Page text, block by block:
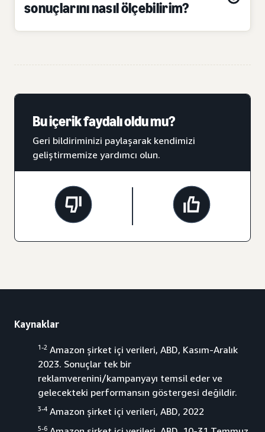
sonuçlarını nasıl ölçebilirim?
Bu içerik faydalı oldu mu?
Geri bildiriminizi paylaşarak kendimizi
geliştirmemize yardımcı olun.
Kaynaklar
1-2 Amazon şirket içi verileri, ABD, Kasım-Aralık
2023. Sonuçlar tek bir
reklamverenini/kampanyayı temsil eder ve
gelecekteki performansın göstergesi değildir.
3-4 Amazon şirket içi verileri, ABD, 2022
5-6